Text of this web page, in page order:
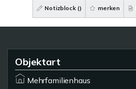
Notizblock () merken
Objektart
Mehrfamilienhaus